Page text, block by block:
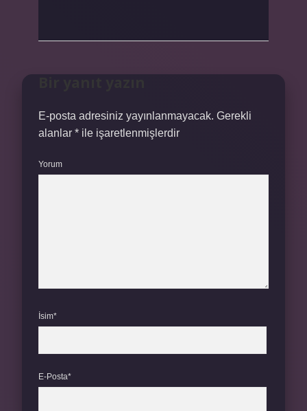
E-posta adresiniz yayınlanmayacak. Gerekli
alanlar * ile işaretlenmişlerdir
Yorum
İsim*
E-Posta*